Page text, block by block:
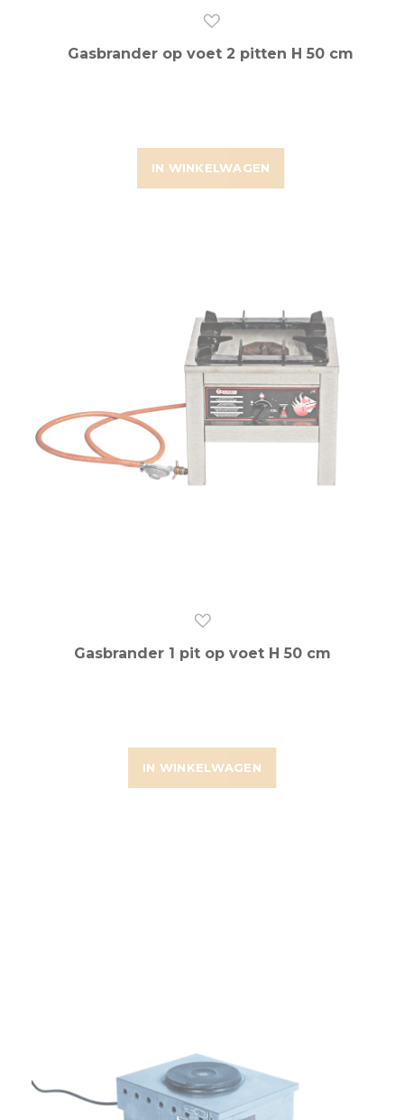
IN WINKELWAGEN
Gasbrander op voet 2 pitten H 50 cm
IN WINKELWAGEN
Gasbrander 1 pit op voet H 50 cm